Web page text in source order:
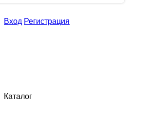
Вход Регистрация
Каталог